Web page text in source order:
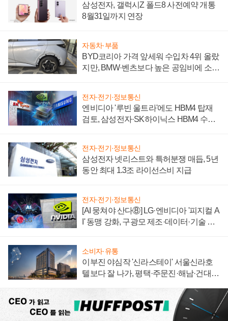
삼성전자, 갤럭시Z 폴드8 사전예약 개통
8월31일까지 연장
자동차·부품
BYD코리아 가격 앞세워 수입차 4위 올랐
지만, BMW·벤츠보다 높은 공임비에 소비
전자·전기·정보통신
엔비디아 '루빈 울트라'에도 HBM4 탑재
검토, 삼성전자·SK하이닉스 HBM4 수율
전자·전기·정보통신
삼성전자 넷리스트와 특허분쟁 매듭, 5년
동안 최대 1.3조 라이선스비 지급
전자·전기·정보통신
[AI 뭉쳐야 산다⑧] LG·엔비디아 '피지컬 A
I' 동맹 강화, 구광모 제조·데이터·기술 결
소비자·유통
이부진 야심작 '신라스테이' 서울신라호
텔보다 잘 나가, 평택·주문진·해남·건대로